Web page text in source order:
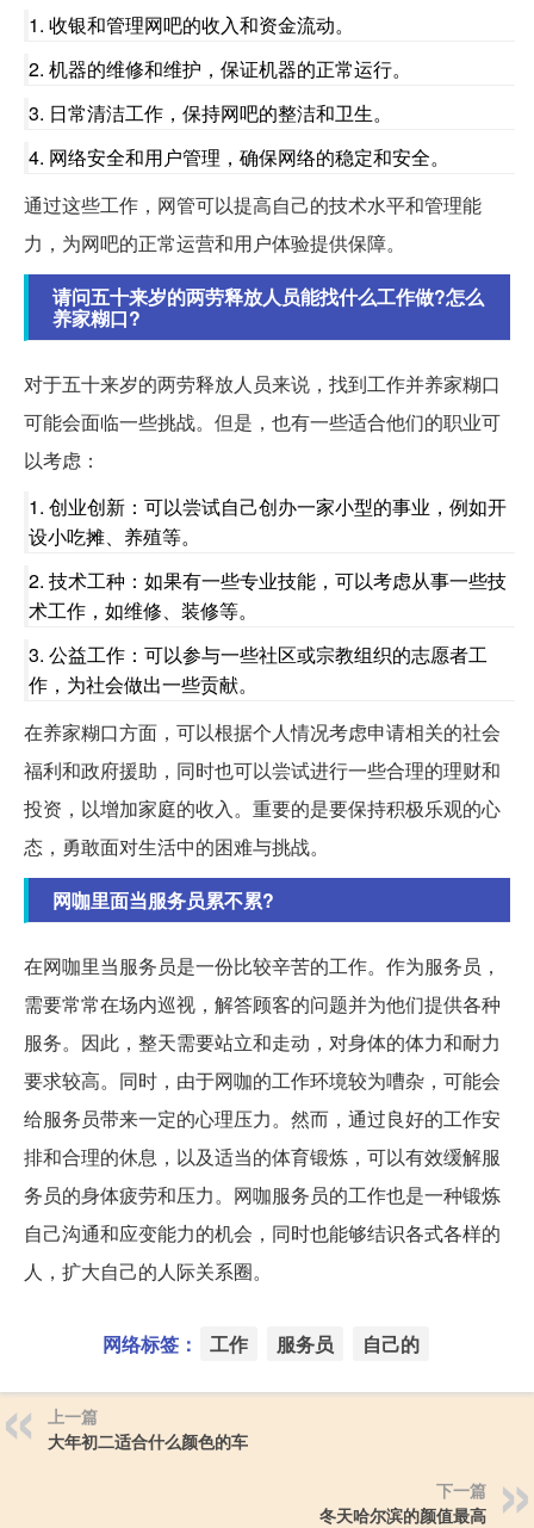
1. 收银和管理网吧的收入和资金流动。
2. 机器的维修和维护，保证机器的正常运行。
3. 日常清洁工作，保持网吧的整洁和卫生。
4. 网络安全和用户管理，确保网络的稳定和安全。
通过这些工作，网管可以提高自己的技术水平和管理能
力，为网吧的正常运营和用户体验提供保障。
请问五十来岁的两劳释放人员能找什么工作做?怎么
养家糊口?
对于五十来岁的两劳释放人员来说，找到工作并养家糊口
可能会面临一些挑战。但是，也有一些适合他们的职业可
以考虑：
1. 创业创新：可以尝试自己创办一家小型的事业，例如开
设小吃摊、养殖等。
2. 技术工种：如果有一些专业技能，可以考虑从事一些技
术工作，如维修、装修等。
3. 公益工作：可以参与一些社区或宗教组织的志愿者工
作，为社会做出一些贡献。
在养家糊口方面，可以根据个人情况考虑申请相关的社会
福利和政府援助，同时也可以尝试进行一些合理的理财和
投资，以增加家庭的收入。重要的是要保持积极乐观的心
态，勇敢面对生活中的困难与挑战。
网咖里面当服务员累不累?
在网咖里当服务员是一份比较辛苦的工作。作为服务员，
需要常常在场内巡视，解答顾客的问题并为他们提供各种
服务。因此，整天需要站立和走动，对身体的体力和耐力
要求较高。同时，由于网咖的工作环境较为嘈杂，可能会
给服务员带来一定的心理压力。然而，通过良好的工作安
排和合理的休息，以及适当的体育锻炼，可以有效缓解服
务员的身体疲劳和压力。网咖服务员的工作也是一种锻炼
自己沟通和应变能力的机会，同时也能够结识各式各样的
人，扩大自己的人际关系圈。
网络标签： 工作 服务员 自己的
上一篇
大年初二适合什么颜色的车
下一篇
冬天哈尔滨的颜值最高